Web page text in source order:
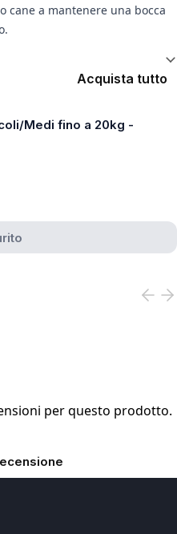
cane a mantenere una bocca
Acquista tutto
Medi fino a 20kg -
per questo prodotto.